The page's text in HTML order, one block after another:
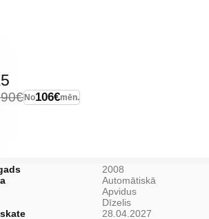
No106€mēn.
2008
Automātiskā
Apvidus
Dīzelis
28.04.2027